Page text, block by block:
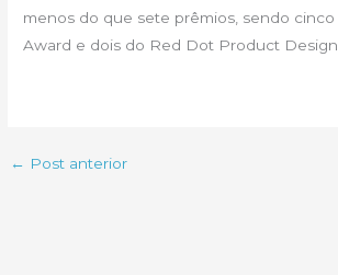
menos do que sete prêmios, sendo
Award e dois do Red Dot Product Design.
← Post anterior